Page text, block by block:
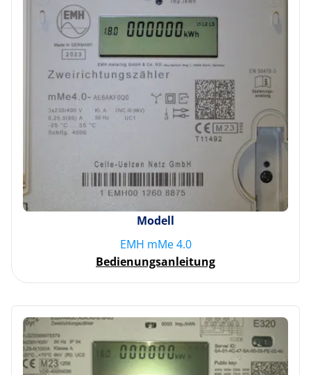
Modell
EMH mMe 4.0
Bedienungsanleitung